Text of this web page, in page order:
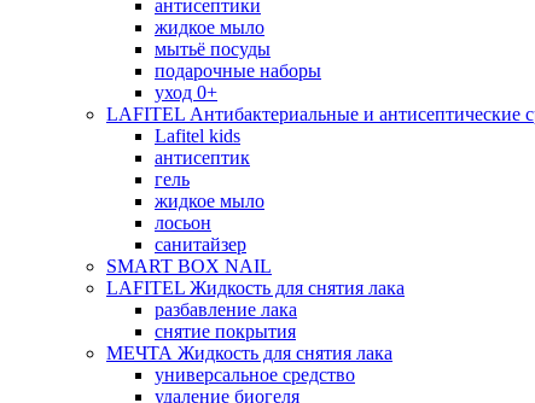
антисептики
жидкое мыло
мытьё посуды
подарочные наборы
уход 0+
LAFITEL Антибактериальные и антисептические
Lafitel kids
антисептик
гель
жидкое мыло
лосьон
санитайзер
SMART BOX NAIL
LAFITEL Жидкость для снятия лака
разбавление лака
снятие покрытия
МЕЧТА Жидкость для снятия лака
универсальное средство
удаление биогеля